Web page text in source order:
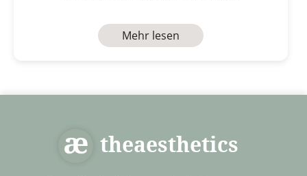
Mehr lesen
theaesthetics